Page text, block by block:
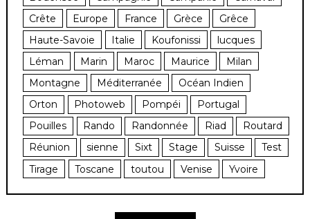
Crête
Europe France Grèce
Grêce
Haute-Savoie
Italie Koufonissi
lucques
Léman
Marin Maroc Maurice
Milan
Montagne
Méditerranée
Océan Indien
Orton
Photoweb Pompéi
Portugal
Pouilles
Rando Randonnée Riad
Routard
Réunion
sienne Sixt Stage Suisse
Test
Tirage
Toscane toutou Venise Yvoire